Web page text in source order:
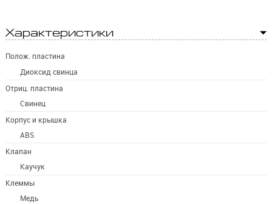
Характеристики
Полож. пластина
Диоксид свинца
Отриц. пластина
Свинец
Корпус и крышка
ABS
Клапан
Каучук
Клеммы
Медь